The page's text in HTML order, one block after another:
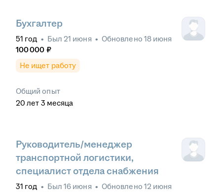
Бухгалтер
51 год • Был 21 июня • Обновлено 18 июня
100 000 ₽
Не ищет работу
Общий опыт
20 лет 3 месяца
Руководитель/менеджер
транспортной логистики,
специалист отдела снабжения
31 год • Был 16 июня • Обновлено 12 июня